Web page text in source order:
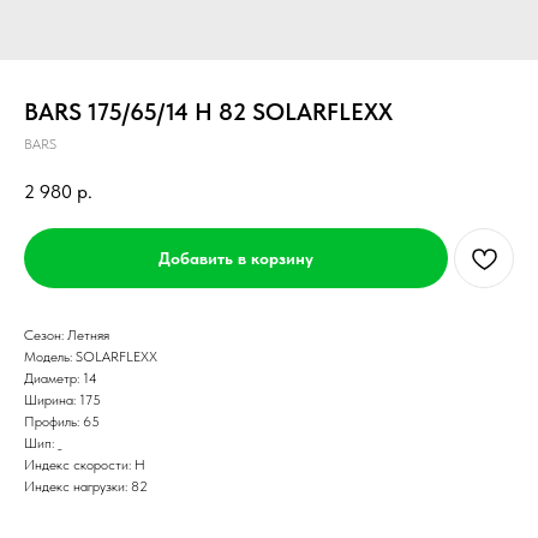
BARS 175/65/14 H 82 SOLARFLEXX
BARS
2 980 р.
Добавить в корзину
Сезон: Летняя
Модель: SOLARFLEXX
Диаметр: 14
Ширина: 175
Профиль: 65
Шип: _
Индекс скорости: H
Индекс нагрузки: 82